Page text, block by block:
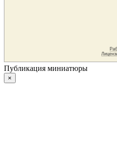
Публикация миниатюры
×